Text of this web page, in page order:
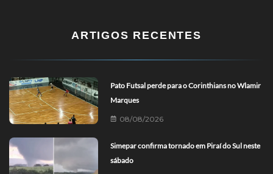
ARTIGOS RECENTES
Pato Futsal perde para o Corinthians no Wlamir
Marques
08/08/2026
Simepar confirma tornado em Piraí do Sul neste
sábado